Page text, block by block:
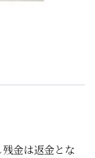
金は返金とな